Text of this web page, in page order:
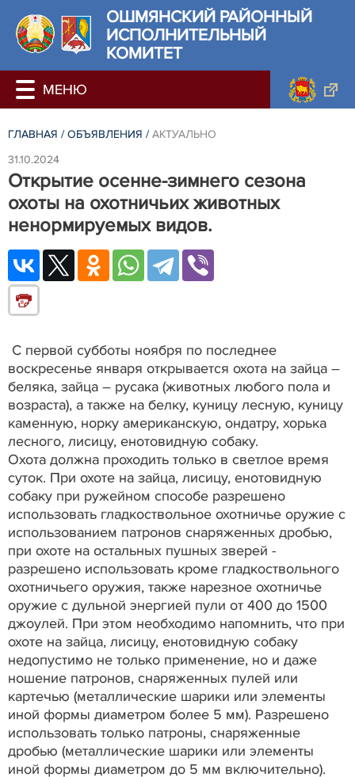
ОШМЯНСКИЙ РАЙОННЫЙ
ИСПОЛНИТЕЛЬНЫЙ
КОМИТЕТ
ГЛАВНАЯ / ОБЪЯВЛЕНИЯ / АКТУАЛЬНО
31.10.2024
Открытие осенне-зимнего сезона
охоты на охотничьих животных
ненормируемых видов.
С первой субботы ноября по последнее
воскресенье января открывается охота на зайца –
беляка, зайца – русака (животных любого пола и
возраста), а также на белку, куницу лесную, куницу
каменную, норку американскую, ондатру, хорька
лесного, лисицу, енотовидную собаку.
Охота должна проходить только в светлое время
суток. При охоте на зайца, лисицу, енотовидную
собаку при ружейном способе разрешено
использовать гладкоствольное охотничье оружие с
использованием патронов снаряженных дробью,
при охоте на остальных пушных зверей -
разрешено использовать кроме гладкоствольного
охотничьего оружия, также нарезное охотничье
оружие с дульной энергией пули от 400 до 1500
джоулей. При этом необходимо напомнить, что при
охоте на зайца, лисицу, енотовидную собаку
недопустимо не только применение, но и даже
ношение патронов, снаряженных пулей или
картечью (металлические шарики или элементы
иной формы диаметром более 5 мм). Разрешено
использовать только патроны, снаряженные
дробью (металлические шарики или элементы
иной формы диаметром до 5 мм включительно).